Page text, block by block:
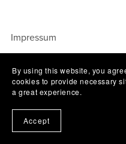
Impressum
Datenschutz: payhip.com
By using this website, you
cookies to provide necessary
a great experience.
Accept